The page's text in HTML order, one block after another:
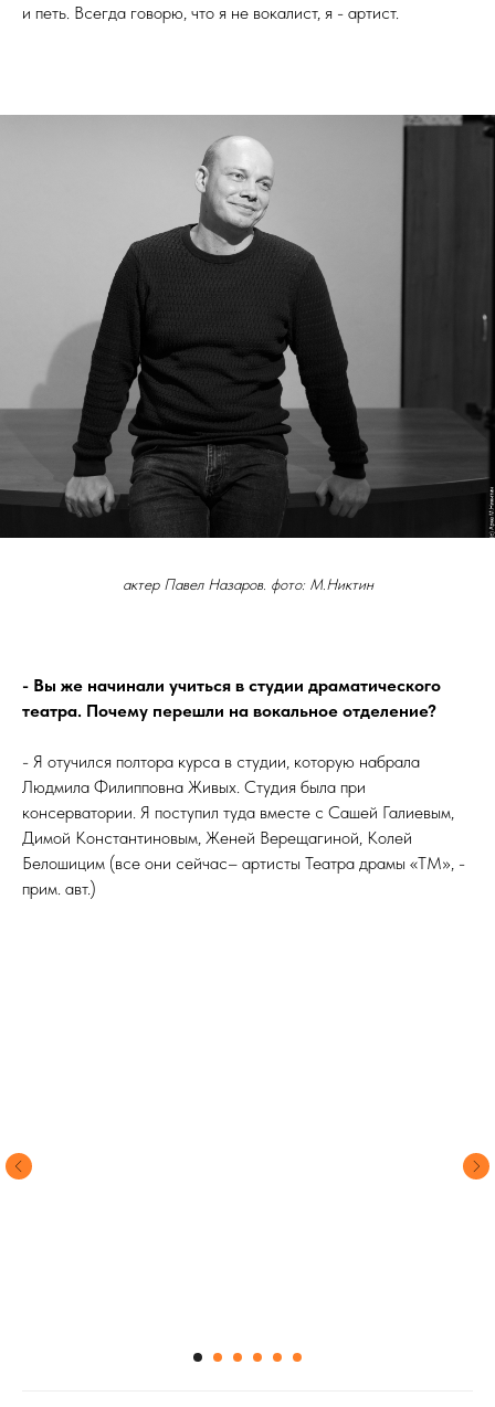
и петь. Всегда говорю, что я не вокалист, я - артист.
актер Павел Назаров. фото: М.Никтин
- Вы же начинали учиться в студии драматического
театра. Почему перешли на вокальное отделение?
- Я отучился полтора курса в студии, которую набрала
Людмила Филипповна Живых. Студия была при
консерватории. Я поступил туда вместе с Сашей Галиевым,
Димой Константиновым, Женей Верещагиной, Колей
Белошицим (все они сейчас– артисты Театра драмы «ТМ», -
прим. авт.)